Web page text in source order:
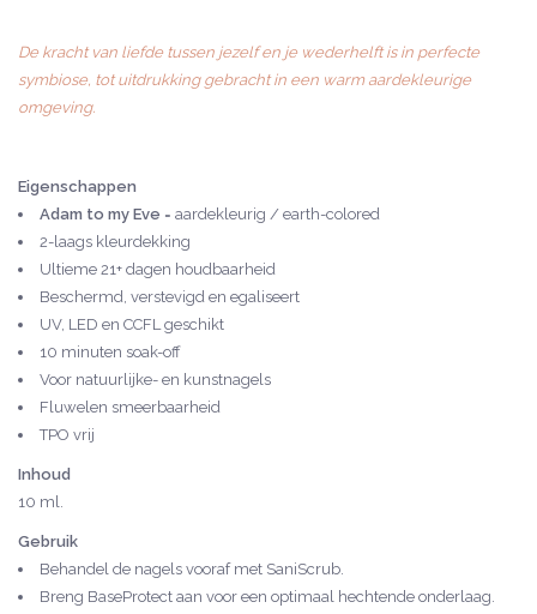
De kracht van liefde tussen jezelf en je wederhelft is in perfecte
symbiose, tot uitdrukking gebracht in een warm aardekleurige
omgeving.
Eigenschappen
Adam to my Eve = aardekleurig / earth-colored
2-laags kleurdekking
Ultieme 21+ dagen houdbaarheid
Beschermd, verstevigd en egaliseert
UV, LED en CCFL geschikt
10 minuten soak-off
Voor natuurlijke- en kunstnagels
Fluwelen smeerbaarheid
TPO vrij
Inhoud
10 ml.
Gebruik
Behandel de nagels vooraf met SaniScrub.
Breng BaseProtect aan voor een optimaal hechtende onderlaag.